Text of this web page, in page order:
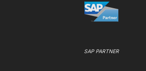
SAP PARTNER